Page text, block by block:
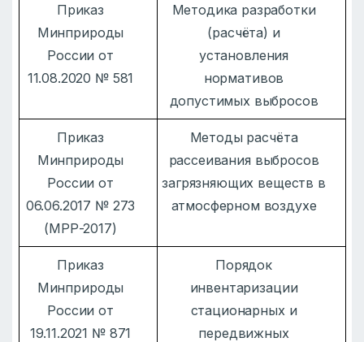
Приказ
Минприроды
России от
11.08.2020 № 581
Методика разработки
(расчёта) и
установления
нормативов
допустимых выбросов
Приказ
Минприроды
России от
06.06.2017 № 273
(МРР-2017)
Методы расчёта
рассеивания выбросов
загрязняющих веществ в
атмосферном воздухе
Приказ
Минприроды
России от
19.11.2021 № 871
Порядок
инвентаризации
стационарных и
передвижных